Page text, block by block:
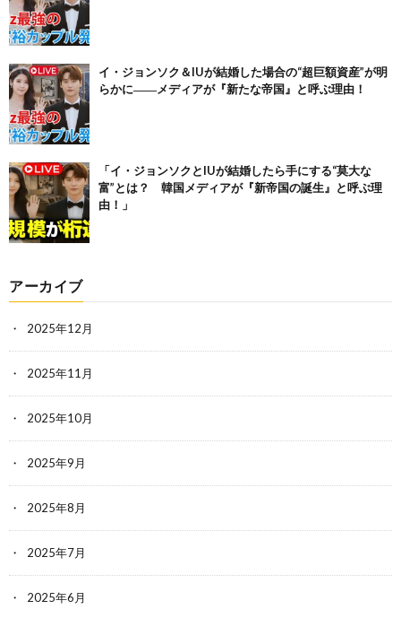
イ・ジョンソク＆IUが結婚した場合の“超巨額資産”が明
らかに――メディアが『新たな帝国』と呼ぶ理由！
「イ・ジョンソクとIUが結婚したら手にする“莫大な
富”とは？ 韓国メディアが『新帝国の誕生』と呼ぶ理
由！」
アーカイブ
2025年12月
2025年11月
2025年10月
2025年9月
2025年8月
2025年7月
2025年6月